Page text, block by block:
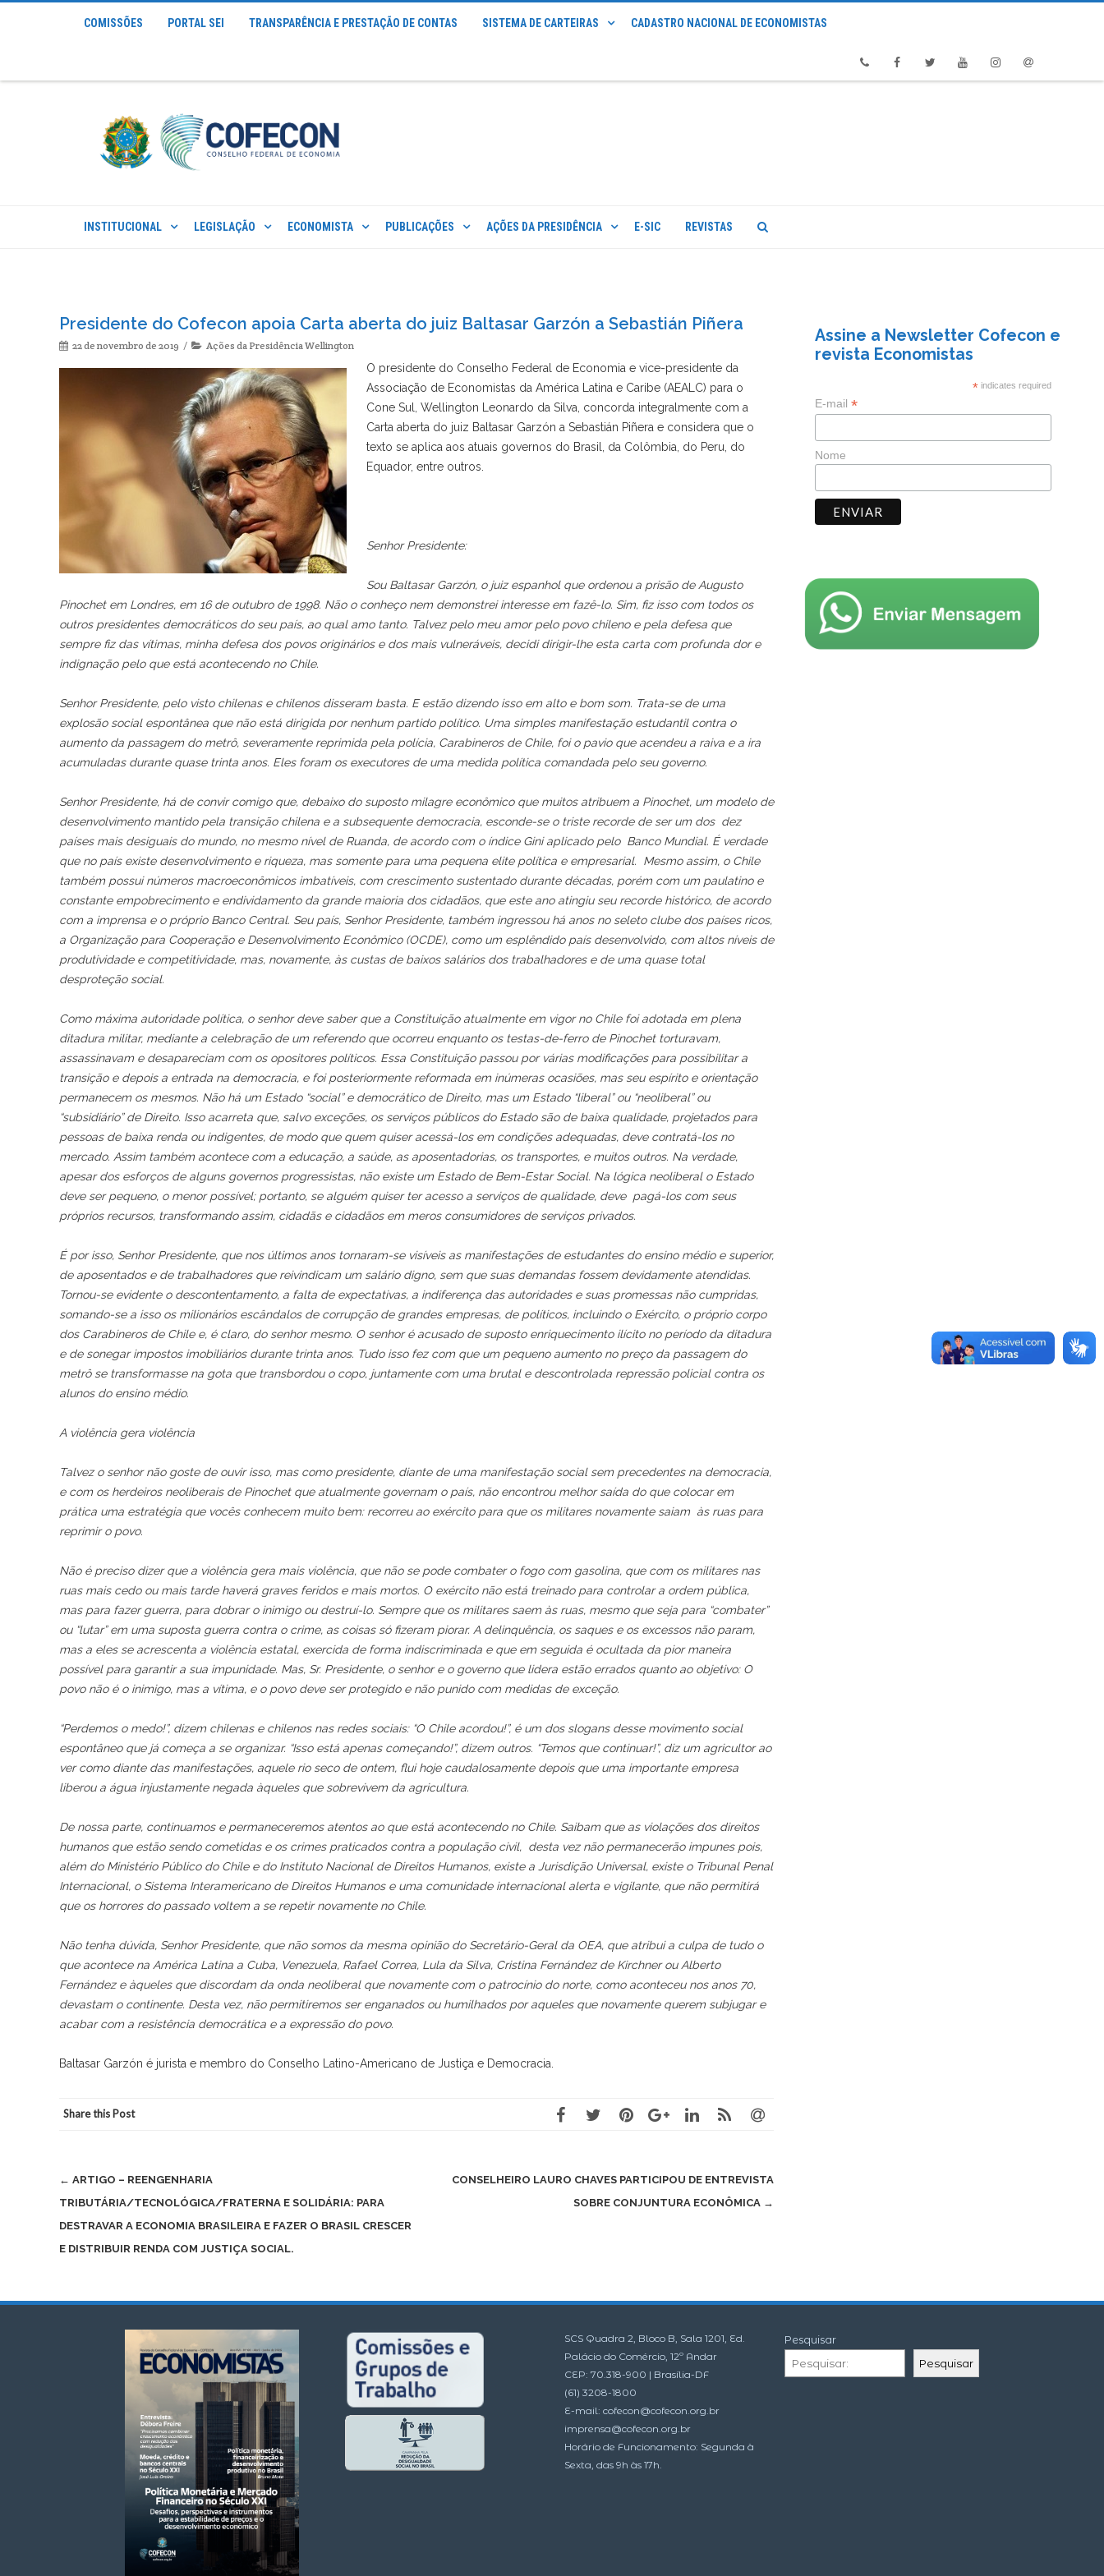
COMISSÕES PORTAL SEI TRANSPARÊNCIA E PRESTAÇÃO DE CONTAS SISTEMA DE CARTEIRAS CADASTRO NACIONAL DE ECONOMISTAS
INSTITUCIONAL LEGISLAÇÃO ECONOMISTA PUBLICAÇÕES AÇÕES DA PRESIDÊNCIA E-SIC REVISTAS
Presidente do Cofecon apoia Carta aberta do juiz Baltasar Garzón a Sebastián Piñera
22 de novembro de 2019 Ações da Presidência Wellington
O presidente do Conselho Federal de Economia e vice-presidente da
Associação de Economistas da América Latina e Caribe (AEALC) para o
Cone Sul, Wellington Leonardo da Silva, concorda integralmente com a
Carta aberta do juiz Baltasar Garzón a Sebastián Piñera e considera que o
texto se aplica aos atuais governos do Brasil, da Colômbia, do Peru, do
Equador, entre outros.
Senhor Presidente:
Sou Baltasar Garzón, o juiz espanhol que ordenou a prisão de Augusto
Pinochet em Londres, em 16 de outubro de 1998. Não o conheço nem demonstrei interesse em fazê-lo. Sim, fiz isso com todos os
outros presidentes democráticos do seu país, ao qual amo tanto. Talvez pelo meu amor pelo povo chileno e pela defesa que
sempre fiz das vítimas, minha defesa dos povos originários e dos mais vulneráveis, decidi dirigir-lhe esta carta com profunda dor e
indignação pelo que está acontecendo no Chile.
Senhor Presidente, pelo visto chilenas e chilenos disseram basta. E estão dizendo isso em alto e bom som. Trata-se de uma
explosão social espontânea que não está dirigida por nenhum partido político. Uma simples manifestação estudantil contra o
aumento da passagem do metrô, severamente reprimida pela polícia, Carabineros de Chile, foi o pavio que acendeu a raiva e a ira
acumuladas durante quase trinta anos. Eles foram os executores de uma medida política comandada pelo seu governo.
Senhor Presidente, há de convir comigo que, debaixo do suposto milagre econômico que muitos atribuem a Pinochet, um modelo de
desenvolvimento mantido pela transição chilena e a subsequente democracia, esconde-se o triste recorde de ser um dos dez
países mais desiguais do mundo, no mesmo nível de Ruanda, de acordo com o índice Gini aplicado pelo Banco Mundial. É verdade
que no país existe desenvolvimento e riqueza, mas somente para uma pequena elite política e empresarial. Mesmo assim, o Chile
também possui números macroeconômicos imbatíveis, com crescimento sustentado durante décadas, porém com um paulatino e
constante empobrecimento e endividamento da grande maioria dos cidadãos, que este ano atingiu seu recorde histórico, de acordo
com a imprensa e o próprio Banco Central. Seu país, Senhor Presidente, também ingressou há anos no seleto clube dos países ricos,
a Organização para Cooperação e Desenvolvimento Econômico (OCDE), como um esplêndido país desenvolvido, com altos níveis de
produtividade e competitividade, mas, novamente, às custas de baixos salários dos trabalhadores e de uma quase total
desproteção social.
Como máxima autoridade política, o senhor deve saber que a Constituição atualmente em vigor no Chile foi adotada em plena
ditadura militar, mediante a celebração de um referendo que ocorreu enquanto os testas-de-ferro de Pinochet torturavam,
assassinavam e desapareciam com os opositores políticos. Essa Constituição passou por várias modificações para possibilitar a
transição e depois a entrada na democracia, e foi posteriormente reformada em inúmeras ocasiões, mas seu espírito e orientação
permanecem os mesmos. Não há um Estado “social” e democrático de Direito, mas um Estado “liberal” ou “neoliberal” ou
“subsidiário” de Direito. Isso acarreta que, salvo exceções, os serviços públicos do Estado são de baixa qualidade, projetados para
pessoas de baixa renda ou indigentes, de modo que quem quiser acessá-los em condições adequadas, deve contratá-los no
mercado. Assim também acontece com a educação, a saúde, as aposentadorias, os transportes, e muitos outros. Na verdade,
apesar dos esforços de alguns governos progressistas, não existe um Estado de Bem-Estar Social. Na lógica neoliberal o Estado
deve ser pequeno, o menor possível; portanto, se alguém quiser ter acesso a serviços de qualidade, deve pagá-los com seus
próprios recursos, transformando assim, cidadãs e cidadãos em meros consumidores de serviços privados.
É por isso, Senhor Presidente, que nos últimos anos tornaram-se visíveis as manifestações de estudantes do ensino médio e superior,
de aposentados e de trabalhadores que reivindicam um salário digno, sem que suas demandas fossem devidamente atendidas.
Tornou-se evidente o descontentamento, a falta de expectativas, a indiferença das autoridades e suas promessas não cumpridas,
somando-se a isso os milionários escândalos de corrupção de grandes empresas, de políticos, incluindo o Exército, o próprio corpo
dos Carabineros de Chile e, é claro, do senhor mesmo. O senhor é acusado de suposto enriquecimento ilícito no período da ditadura
e de sonegar impostos imobiliários durante trinta anos. Tudo isso fez com que um pequeno aumento no preço da passagem do
metrô se transformasse na gota que transbordou o copo, juntamente com uma brutal e descontrolada repressão policial contra os
alunos do ensino médio.
A violência gera violência
Talvez o senhor não goste de ouvir isso, mas como presidente, diante de uma manifestação social sem precedentes na democracia,
e com os herdeiros neoliberais de Pinochet que atualmente governam o país, não encontrou melhor saída do que colocar em
prática uma estratégia que vocês conhecem muito bem: recorreu ao exército para que os militares novamente saiam às ruas para
reprimir o povo.
Não é preciso dizer que a violência gera mais violência, que não se pode combater o fogo com gasolina, que com os militares nas
ruas mais cedo ou mais tarde haverá graves feridos e mais mortos. O exército não está treinado para controlar a ordem pública,
mas para fazer guerra, para dobrar o inimigo ou destruí-lo. Sempre que os militares saem às ruas, mesmo que seja para “combater”
ou “lutar” em uma suposta guerra contra o crime, as coisas só fizeram piorar. A delinquência, os saques e os excessos não param,
mas a eles se acrescenta a violência estatal, exercida de forma indiscriminada e que em seguida é ocultada da pior maneira
possível para garantir a sua impunidade. Mas, Sr. Presidente, o senhor e o governo que lidera estão errados quanto ao objetivo: O
povo não é o inimigo, mas a vítima, e o povo deve ser protegido e não punido com medidas de exceção.
“Perdemos o medo!”, dizem chilenas e chilenos nas redes sociais: “O Chile acordou!”, é um dos slogans desse movimento social
espontâneo que já começa a se organizar. “Isso está apenas começando!”, dizem outros. “Temos que continuar!”, diz um agricultor ao
ver como diante das manifestações, aquele rio seco de ontem, flui hoje caudalosamente depois que uma importante empresa
liberou a água injustamente negada àqueles que sobrevivem da agricultura.
De nossa parte, continuamos e permaneceremos atentos ao que está acontecendo no Chile. Saibam que as violações dos direitos
humanos que estão sendo cometidas e os crimes praticados contra a população civil, desta vez não permanecerão impunes pois,
além do Ministério Público do Chile e do Instituto Nacional de Direitos Humanos, existe a Jurisdição Universal, existe o Tribunal Penal
Internacional, o Sistema Interamericano de Direitos Humanos e uma comunidade internacional alerta e vigilante, que não permitirá
que os horrores do passado voltem a se repetir novamente no Chile.
Não tenha dúvida, Senhor Presidente, que não somos da mesma opinião do Secretário-Geral da OEA, que atribui a culpa de tudo o
que acontece na América Latina a Cuba, Venezuela, Rafael Correa, Lula da Silva, Cristina Fernández de Kirchner ou Alberto
Fernández e àqueles que discordam da onda neoliberal que novamente com o patrocínio do norte, como aconteceu nos anos 70,
devastam o continente. Desta vez, não permitiremos ser enganados ou humilhados por aqueles que novamente querem subjugar e
acabar com a resistência democrática e a expressão do povo.
Baltasar Garzón é jurista e membro do Conselho Latino-Americano de Justiça e Democracia.
Share this Post
Post
navigation
← ARTIGO – REENGENHARIA
TRIBUTÁRIA/TECNOLÓGICA/FRATERNA E SOLIDÁRIA: PARA
DESTRAVAR A ECONOMIA BRASILEIRA E FAZER O BRASIL CRESCER
E DISTRIBUIR RENDA COM JUSTIÇA SOCIAL.
CONSELHEIRO LAURO CHAVES PARTICIPOU DE ENTREVISTA
SOBRE CONJUNTURA ECONÔMICA →
Assine a Newsletter Cofecon e
revista Economistas
* indicates required
E-mail *
Nome
SCS Quadra 2, Bloco B, Sala 1201, Ed.
Palácio do Comércio, 12º Andar
CEP: 70.318-900 | Brasília-DF
(61) 3208-1800
E-mail: cofecon@cofecon.org.br
imprensa@cofecon.org.br
Horário de Funcionamento: Segunda à
Sexta, das 9h às 17h.
Pesquisar
Pesquisar